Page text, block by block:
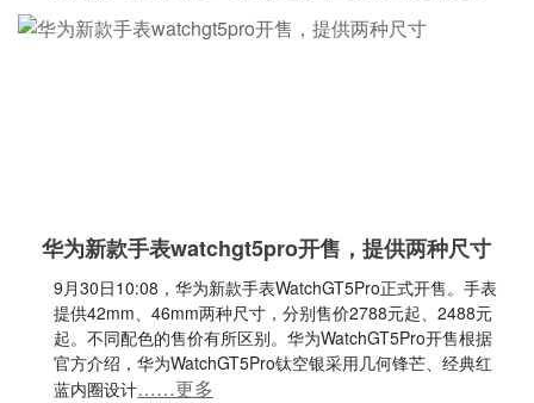
华为新款手表watchgt5pro开售，提供两种尺寸
9月30日10:08，华为新款手表WatchGT5Pro正式开售。手表
提供42mm、46mm两种尺寸，分别售价2788元起、2488元
起。不同配色的售价有所区别。华为WatchGT5Pro开售根据
官方介绍，华为WatchGT5Pro钛空银采用几何锋芒、经典红
蓝内圈设计……更多